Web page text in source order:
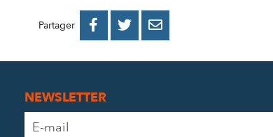
Partager 
PARTAGER
PARTAGER
PARTAGER
NEWSLETTER
Adresse